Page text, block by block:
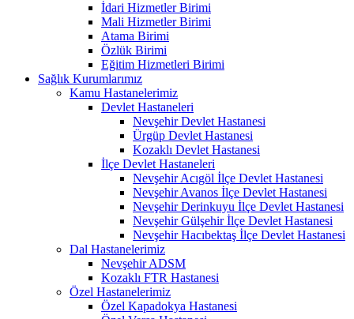
İdari Hizmetler Birimi
Mali Hizmetler Birimi
Atama Birimi
Özlük Birimi
Eğitim Hizmetleri Birimi
Sağlık Kurumlarımız
Kamu Hastanelerimiz
Devlet Hastaneleri
Nevşehir Devlet Hastanesi
Ürgüp Devlet Hastanesi
Kozaklı Devlet Hastanesi
İlçe Devlet Hastaneleri
Nevşehir Acıgöl İlçe Devlet Hastanesi
Nevşehir Avanos İlçe Devlet Hastanesi
Nevşehir Derinkuyu İlçe Devlet Hastanesi
Nevşehir Gülşehir İlçe Devlet Hastanesi
Nevşehir Hacıbektaş İlçe Devlet Hastanesi
Dal Hastanelerimiz
Nevşehir ADSM
Kozaklı FTR Hastanesi
Özel Hastanelerimiz
Özel Kapadokya Hastanesi